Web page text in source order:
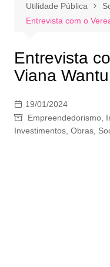
Utilidade Pública
Entrevista com o
Entrevista
Viana
19/01/2024
Empreendedorismo,
Investimentos, Obras,